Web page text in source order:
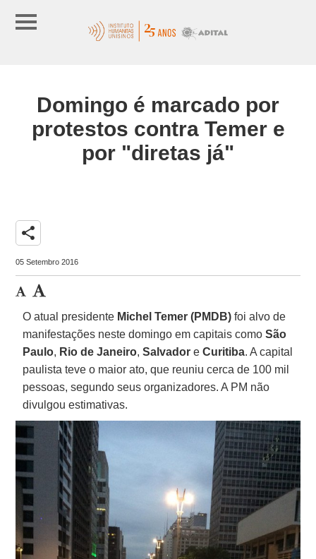
Domingo é marcado por
protestos contra Temer e
por "diretas já"
share
05 Setembro 2016
O atual presidente Michel Temer (PMDB) foi alvo de
manifestações neste domingo em capitais comoSão
Paulo, Rio de Janeiro, Salvador eCuritiba. A capital
paulista teve o maior ato, que reuniu cerca de 100 mil
pessoas, segundo seus organizadores. A PM não
divulgou estimativas.